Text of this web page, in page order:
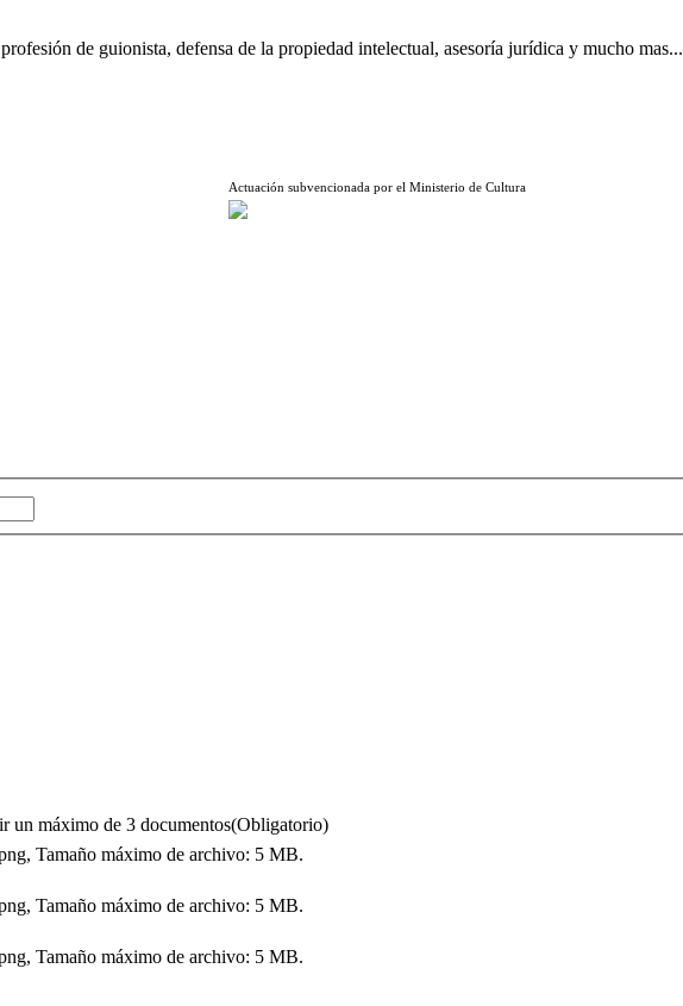
de guionista, defensa de la propiedad intelectual, asesoría jurídica y mucho mas...
Actuación subvencionada por el Ministerio de Cultura
un máximo de 3 documentos(Obligatorio)
Tamaño máximo de archivo: 5 MB.
Tamaño máximo de archivo: 5 MB.
Tamaño máximo de archivo: 5 MB.